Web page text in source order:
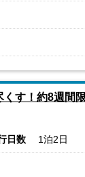
す！約8週間
日数 1泊2日